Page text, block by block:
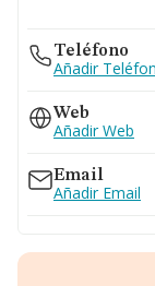
Teléfono
Añadir
Web
Añadir Web
Email
Añadir Email